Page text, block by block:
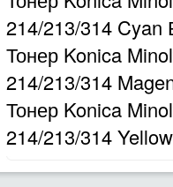
214/213/314
Тонер Konica
214/213/314
Тонер Konica
214/213/314